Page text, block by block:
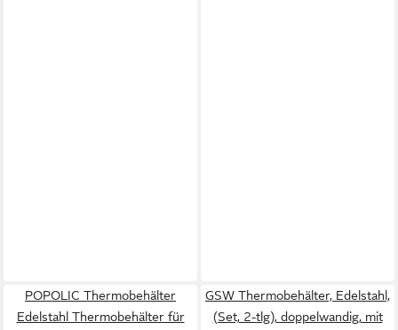
POPOLIC Thermobehälter
Edelstahl Thermobehälter für
GSW Thermobehälter, Edelstahl,
(Set, 2-tlg), doppelwandig, mit